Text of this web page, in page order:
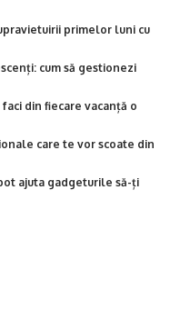
primelor luni cu
cum să gestionezi
din fiecare vacanță o
care te vor scoate din
ajuta gadgeturile să-ți